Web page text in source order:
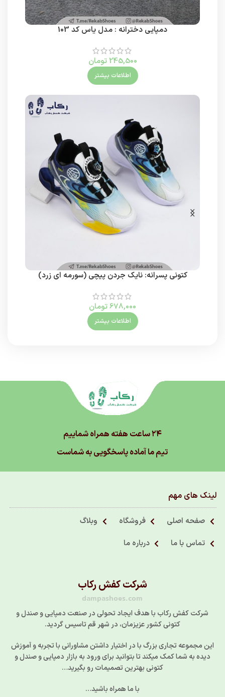
دمپایی دخترانه : مدل یاس کد 103
245,500 تومان
اطلاعات بیشتر
کتونی پسرانه: نایک جردن پیچی (سورمه ای زرد)
678,000تومان
اطلاعات بیشتر
۲۴ ساعت هفته همراه شماییم
تیم ما آماده پاسخگویی به شماست
لینک های مهم
صفحه اصلی فروشگاه
وبلاگ
تماس با ما
درباره ما
شرکت کفش رکاب
dampashoes.com
شرکت کفش رکاب با هدف ایجاد تحولی در صنعت دمپایی و صندل و
کتونی کشور عزیزمان، در شهر قم تاسیس گردید.
این مجموعه تجاری بزرگ با در اختیار داشتن مشاورانی با تجربه و آموزش
دیده به شما کمک میکند تا بتوانید برای ورود به بازار دمپایی و صندل و
کتونی بهترین تصمیمات رو بگیرید…
با ما همراه باشید…